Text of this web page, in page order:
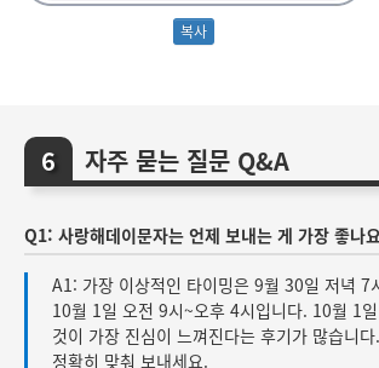
자주 묻는 질문 Q&A
Q1: 사랑해데이문자는 언제 보내는 게 가장 좋나
A1: 가장 이상적인 타이밍은 9월 30일 저녁 7
10월 1일 오전 9시~오후 4시입니다. 10월 1
것이 가장 진심이 느껴진다는 후기가 많습니
정확히 맞춰 보내세요.